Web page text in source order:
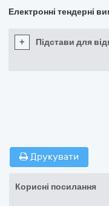
Електронні тендерні
+ Підстави для
Друкувати
Корисні посилання